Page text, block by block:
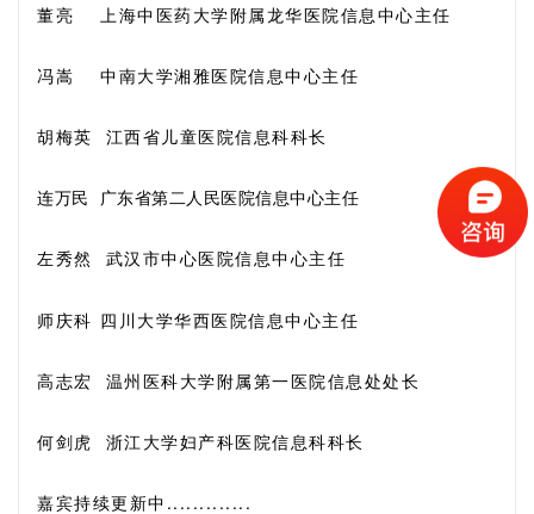
董亮 上海中医药大学附属龙华医院信息中心主任
冯嵩 中南大学湘雅医院信息中心主任
胡梅英 江西省儿童医院信息科科长
连万民 广东省第二人民医院信息中心主任
左秀然 武汉市中心医院信息中心主任
师庆科 四川大学华西医院信息中心主任
高志宏 温州医科大学附属第一医院信息处处长
何剑虎 浙江大学妇产科医院信息科科长
嘉宾持续更新中.............